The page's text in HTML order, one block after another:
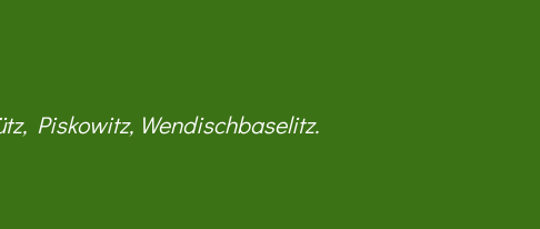
Piskowitz, Wendischbaselitz.